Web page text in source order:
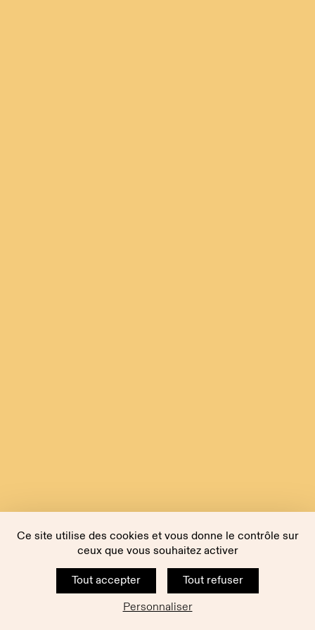
Ce site utilise des cookies et vous donne le contrôle sur
ceux que vous souhaitez activer
Tout accepter
Tout refuser
Personnaliser